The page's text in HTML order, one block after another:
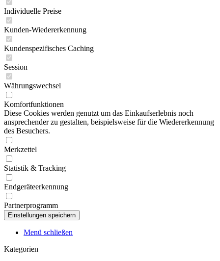
Individuelle Preise
Kunden-Wiedererkennung
Kundenspezifisches Caching
Session
Währungswechsel
Komfortfunktionen
Diese Cookies werden genutzt um das Einkaufserlebnis noch
ansprechender zu gestalten, beispielsweise für die Wiedererkennung
des Besuchers.
Merkzettel
Statistik & Tracking
Endgeräteerkennung
Partnerprogramm
Menü schließen
Kategorien